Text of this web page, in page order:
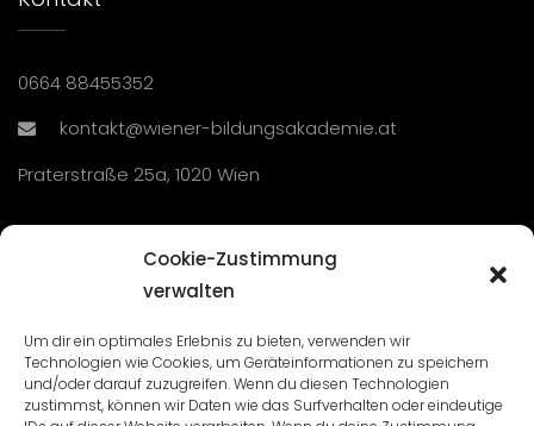
Cookie-Zustimmung
verwalten
Um dir ein optimales Erlebnis zu bieten, verwenden wir
Technologien wie Cookies, um Geräteinformationen zu speichern
und/oder darauf zuzugreifen. Wenn du diesen Technologien
zustimmst, können wir Daten wie das Surfverhalten oder eindeutige
0664 88455352
kontakt@wiener-bildungsakademie.at
Praterstraße 25a, 1020 Wien
Seminare und Veranstaltungen
Lehrgänge